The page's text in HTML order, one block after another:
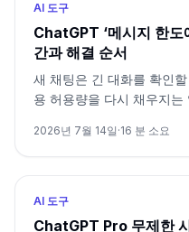
AI 도구
ChatGPT ‘메시지 한도
간과 해결 순서
새 채팅은 긴 대화를 확인
용 허용량을 다시 채우지는
2026년 7월 14일 ·16 분 소요
AI 도구
ChatGPT Pro 무제한